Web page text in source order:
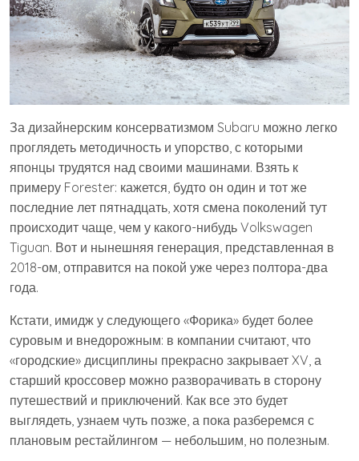
За дизайнерским консерватизмом Subaru можно легко
проглядеть методичность и упорство, с которыми
японцы трудятся над своими машинами. Взять к
примеру Forester: кажется, будто он один и тот же
последние лет пятнадцать, хотя смена поколений тут
происходит чаще, чем у какого-нибудь Volkswagen
Tiguan. Вот и нынешняя генерация, представленная в
2018-ом, отправится на покой уже через полтора-два
года.
Кстати, имидж у следующего «Форика» будет более
суровым и внедорожным: в компании считают, что
«городские» дисциплины прекрасно закрывает XV, а
старший кроссовер можно разворачивать в сторону
путешествий и приключений. Как все это будет
выглядеть, узнаем чуть позже, а пока разберемся с
плановым рестайлингом — небольшим, но полезным.